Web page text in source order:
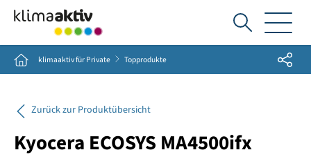
Ich
suche...
Home klimaaktiv für Private Topprodukte Share
Zurück zur Produktübersicht
Kyocera ECOSYS MA4500ifx